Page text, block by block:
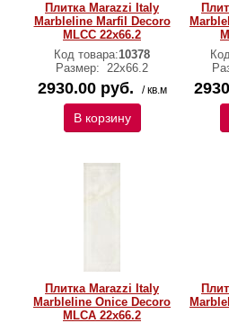
Плитка Marazzi Italy
Marbleline Marfil Decoro
MLCC 22х66.2
Код товара:10378
Размер: 22х66.2
2930.00 руб. / кв.м
В корзину
Плитка Marazzi Italy
Marbleline Onice Decoro
MLCA 22х66.2